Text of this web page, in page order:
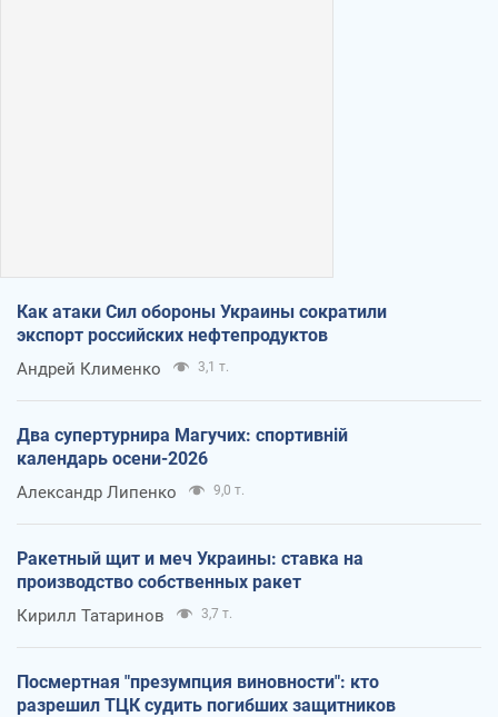
Как атаки Сил обороны Украины сократили
экспорт российских нефтепродуктов
Андрей Клименко 3,1 т.
Два супертурнира Магучих: спортивній
календарь осени-2026
Александр Липенко 9,0 т.
Ракетный щит и меч Украины: ставка на
производство собственных ракет
Кирилл Татаринов 3,7 т.
Посмертная "презумпция виновности": кто
разрешил ТЦК судить погибших защитников